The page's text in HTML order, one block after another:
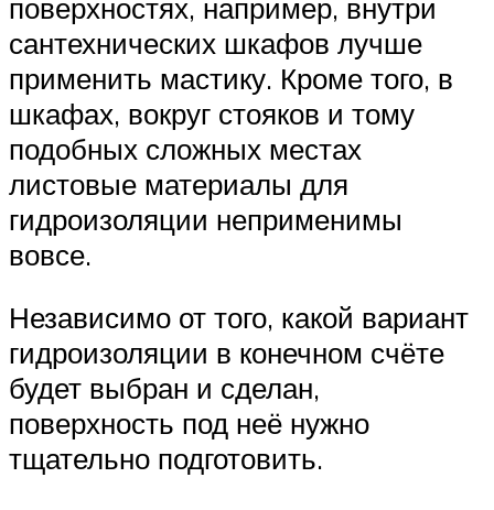
поверхностях, например, внутри
сантехнических шкафов лучше
применить мастику. Кроме того, в
шкафах, вокруг стояков и тому
подобных сложных местах
листовые материалы для
гидроизоляции неприменимы
вовсе.
Независимо от того, какой вариант
гидроизоляции в конечном счёте
будет выбран и сделан,
поверхность под неё нужно
тщательно подготовить.